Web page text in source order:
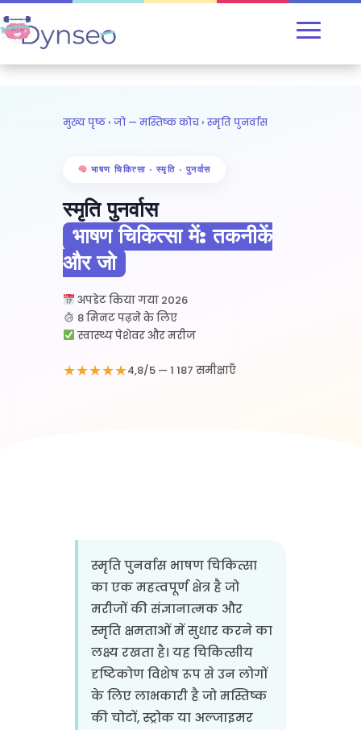
मुख्य पृष्ठ›जो — मस्तिष्क कोच› स्मृति पुनर्वास
भाषण चिकित्सा · स्मृति · पुनर्वास
स्मृति पुनर्वास
भाषण चिकित्सा में: तकनीकें
और जो
अपडेट किया गया 2026
8 मिनट पढ़ने के लिए
स्वास्थ्य पेशेवर और मरीज
★★★★★4,8/5 — 1 187 समीक्षाएँ
स्मृति पुनर्वास भाषण चिकित्सा
का एक महत्वपूर्ण क्षेत्र है जो
मरीजों की संज्ञानात्मक और
स्मृति क्षमताओं में सुधार करने का
लक्ष्य रखता है। यह चिकित्सीय
दृष्टिकोण विशेष रूप से उन लोगों
के लिए लाभकारी है जो मस्तिष्क
की चोटों, स्ट्रोक या अल्जाइमर